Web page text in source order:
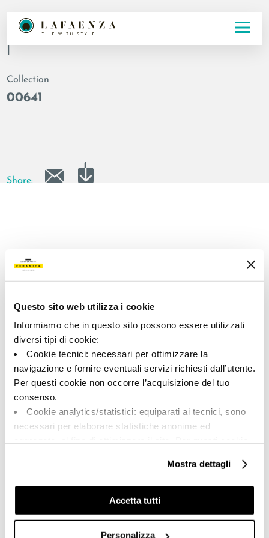
Questo sito web utilizza i cookie
Informiamo che in questo sito possono essere utilizzati
diversi tipi di cookie:
Cookie tecnici: necessari per ottimizzare la
navigazione e fornire eventuali servizi richiesti dall’utente.
Per questi cookie non occorre l’acquisizione del tuo
consenso.
Cookie analytics/statistici: equiparati ai tecnici, sono
necessari per elaborare statistiche anonime ed
Cookie di profilazione/marketing: sono utilizzati, solo
previo tuo consenso, per esaminare le tue abitudini di
navigazione e mostrarti quindi avvisi pubblicitari mirati, in
linea con le tue preferenze.
Mostra dettagli
Accetta tutti
Personalizza
Codice
|
Collection
00641
Share:
A brand of Cooperativa Ceramica d’Imola
Tel: +39 0542 601601
CERTIFICATIONS
COLLECTIONS